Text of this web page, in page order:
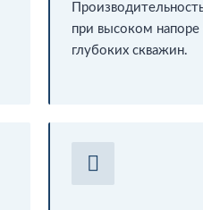
при высоком
глубоких скважин.